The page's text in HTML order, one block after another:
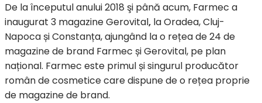
De la începutul anului 2018 şi până acum, Farmec a
inaugurat 3 magazine Gerovital, la Oradea, Cluj-
Napoca și Constanța, ajungând la o rețea de 24 de
magazine de brand Farmec și Gerovital, pe plan
național. Farmec este primul și singurul producător
român de cosmetice care dispune de o rețea proprie
de magazine de brand.